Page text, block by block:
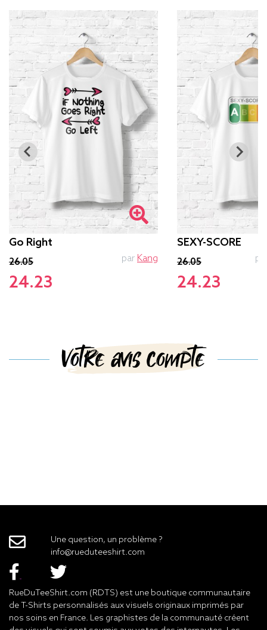
Go Right
26.05
24.23
par Kang
SEXY-SCORE
26.05
24.23
Votre avis compte
Une question, un problème ?
info@rueduteeshirt.com
RueDuTeeShirt.com (RDTS) est une boutique communautaire
de T-Shirts personnalisés aux visuels originaux imprimés par
nos soins en France. Les graphistes de la communauté créent